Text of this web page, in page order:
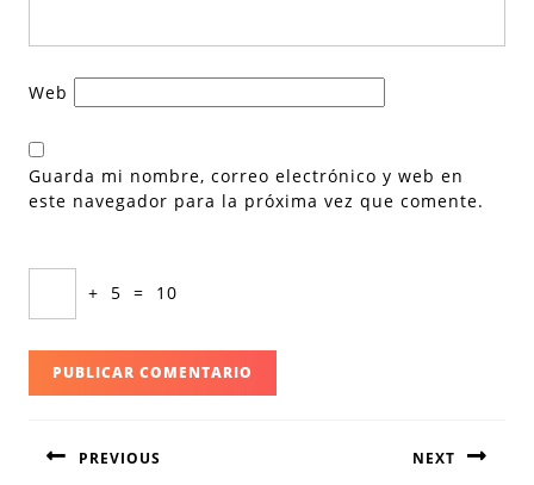
Web
Guarda mi nombre, correo electrónico y web en
este navegador para la próxima vez que comente.
+ 5 = 10
de
PREVIOUS NEXT